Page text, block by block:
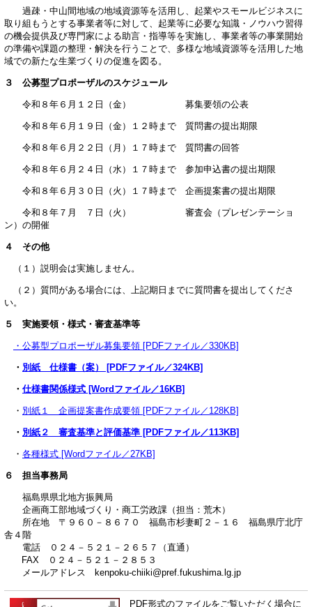
過疎・中山間地域の地域資源等を活用し、起業やスモールビジネスに
取り組もうとする事業者等に対して、起業等に必要な知識・ノウハウ習得
の機会提供及び専門家による助言・指導等を実施し、事業者等の事業開始
の準備や課題の整理・解決を行うことで、多様な地域資源等を活用した地
域での新たな生業づくりの促進を図る。
３ 公募型プロポーザルのスケジュール
令和８年６月１２日（金） 募集要領の公表
令和８年６月１９日（金）１２時まで 質問書の提出期限
令和８年６月２２日（月）１７時まで 質問書の回答
令和８年６月２４日（水）１７時まで 参加申込書の提出期限
令和８年６月３０日（火）１７時まで 企画提案書の提出期限
令和８年７月 ７日（火） 審査会（プレゼンテーショ
ン）の開催
４ その他
（１）説明会は実施しません。
（２）質問がある場合には、上記期日までに質問書を提出してくださ
い。
５ 実施要領・様式・審査基準等
・公募型プロポーザル募集要領 [PDFファイル／330KB]
・ 別紙 仕様書（案） [PDFファイル／324KB]
・ 仕様書関係様式 [Wordファイル／16KB]
・ 別紙１ 企画提案書作成要領 [PDFファイル／128KB]
・ 別紙２ 審査基準と評価基準 [PDFファイル／113KB]
・ 各種様式 [Wordファイル／27KB]
６ 担当事務局
福島県県北地方振興局
企画商工部地域づくり・商工労政課（担当：荒木）
所在地 〒９６０－８６７０ 福島市杉妻町２－１６ 福島県庁北庁
舎４階
電話 ０２４－５２１－２６５７（直通）
FAX ０２４－５２１－２８５３
メールアドレス kenpoku-chiiki@pref.fukushima.lg.jp
PDF形式のファイルをご覧いただく場合に